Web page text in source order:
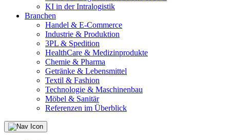
KI in der Intralogistik
Branchen
Handel & E-Commerce
Industrie & Produktion
3PL & Spedition
HealthCare & Medizinprodukte
Chemie & Pharma
Getränke & Lebensmittel
Textil & Fashion
Technologie & Maschinenbau
Möbel & Sanitär
Referenzen im Überblick